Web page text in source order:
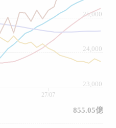
23,000
24,000
25,000
27/07
855.05億